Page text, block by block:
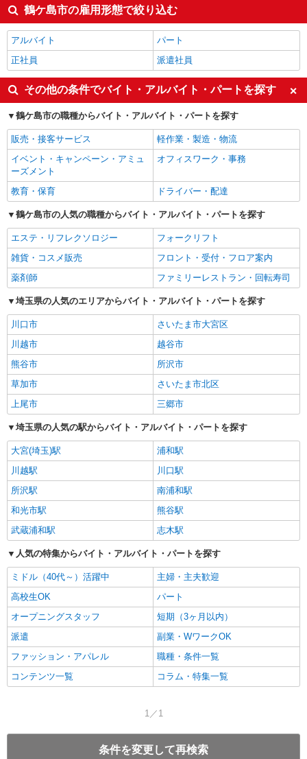
鶴ケ島市の雇用形態で絞り込む
アルバイト
パート
正社員
派遣社員
その他の条件でバイト・アルバイト・パートを探す
鶴ケ島市の職種からバイト・アルバイト・パートを探す
販売・接客サービス
軽作業・製造・物流
イベント・キャンペーン・アミュ
ーズメント
オフィスワーク・事務
教育・保育 ドライバー・配達
鶴ケ島市の人気の職種からバイト・アルバイト・パートを探す
エステ・リフレクソロジー
フォークリフト
雑貨・コスメ販売
フロント・受付・フロア案内
薬剤師
ファミリーレストラン・回転寿司
埼玉県の人気のエリアからバイト・アルバイト・パートを探す
川口市
さいたま市大宮区
川越市
越谷市
熊谷市
所沢市
草加市
さいたま市北区
上尾市
三郷市
埼玉県の人気の駅からバイト・アルバイト・パートを探す
大宮(埼玉)駅
浦和駅
川越駅
川口駅
所沢駅
南浦和駅
和光市駅
熊谷駅
武蔵浦和駅
志木駅
人気の特集からバイト・アルバイト・パートを探す
ミドル（40代～）活躍中
主婦・主夫歓迎
高校生OK
パート
オープニングスタッフ
短期（3ヶ月以内）
派遣
副業・WワークOK
ファッション・アパレル
職種・条件一覧
コンテンツ一覧
コラム・特集一覧
1／1
条件を変更して再検索